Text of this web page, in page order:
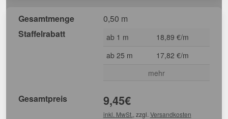
Gesamtmenge
0,50 m
Staffelrabatt
ab 1 m
18,89 €/m
ab 25 m
17,82 €/m
mehr
Gesamtpreis 9,45€
inkl. MwSt. , zzgl. Versandkosten